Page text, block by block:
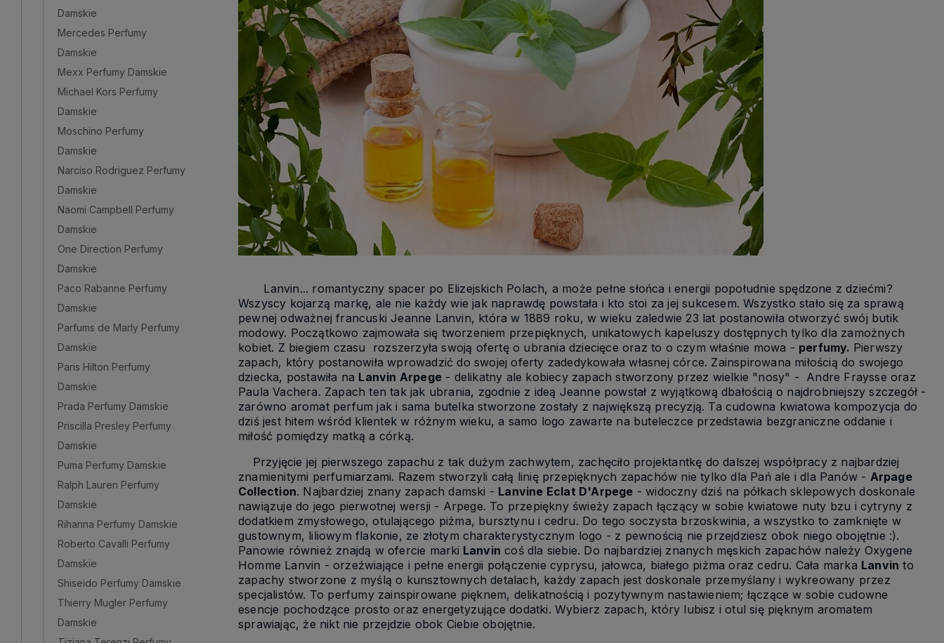
Damskie
Mercedes Perfumy
Damskie
Mexx Perfumy Damskie
Michael Kors Perfumy
Damskie
Moschino Perfumy
Damskie
Narciso Rodriguez Perfumy
Damskie
Naomi Campbell Perfumy
Damskie
One Direction Perfumy
Damskie
Paco Rabanne Perfumy
Damskie
Parfums de Marly Perfumy
Damskie
Paris Hilton Perfumy
Damskie
Prada Perfumy Damskie
Priscilla Presley Perfumy
Damskie
Puma Perfumy Damskie
Ralph Lauren Perfumy
Damskie
Rihanna Perfumy Damskie
Roberto Cavalli Perfumy
Damskie
Shiseido Perfumy Damskie
Thierry Mugler Perfumy
Damskie
Lanvin... romantyczny spacer po Elizejskich Polach, a może pełne słońca i energii popołudnie spędzone z dziećmi?
Wszyscy kojarzą markę, ale nie każdy wie jak naprawdę powstała i kto stoi za jej sukcesem. Wszystko stało się za sprawą
pewnej odważnej francuski Jeanne Lanvin, która w 1889 roku, w wieku zaledwie 23 lat postanowiła otworzyć swój butik
modowy. Początkowo zajmowała się tworzeniem przepięknych, unikatowych kapeluszy dostępnych tylko dla zamożnych
kobiet. Z biegiem czasu rozszerzyła swoją ofertę o ubrania dziecięce oraz to o czym właśnie mowa - perfumy. Pierwszy
zapach, który postanowiła wprowadzić do swojej oferty zadedykowała własnej córce. Zainspirowana miłością do swojego
dziecka, postawiła na Lanvin Arpege - delikatny ale kobiecy zapach stworzony przez wielkie "nosy" - Andre Fraysse oraz
Paula Vachera. Zapach ten tak jak ubrania, zgodnie z ideą Jeanne powstał z wyjątkową dbałością o najdrobniejszy szczegół -
zarówno aromat perfum jak i sama butelka stworzone zostały z największą precyzją. Ta cudowna kwiatowa kompozycja do
dziś jest hitem wśród klientek w różnym wieku, a samo logo zawarte na buteleczce przedstawia bezgraniczne oddanie i
miłość pomiędzy matką a córką.
Przyjęcie jej pierwszego zapachu z tak dużym zachwytem, zachęciło projektantkę do dalszej współpracy z najbardziej
znamienitymi perfumiarzami. Razem stworzyli całą linię przepięknych zapachów nie tylko dla Pań ale i dla Panów - Arpage
Collection. Najbardziej znany zapach damski - Lanvine Eclat D'Arpege - widoczny dziś na półkach sklepowych doskonale
nawiązuje do jego pierwotnej wersji - Arpege. To przepiękny świeży zapach łączący w sobie kwiatowe nuty bzu i cytryny z
dodatkiem zmysłowego, otulającego piżma, bursztynu i cedru. Do tego soczysta brzoskwinia, a wszystko to zamknięte w
gustownym, liliowym flakonie, ze złotym charakterystycznym logo - z pewnością nie przejdziesz obok niego obojętnie :).
Panowie również znajdą w ofercie marki Lanvin coś dla siebie. Do najbardziej znanych męskich zapachów należy Oxygene
Homme Lanvin - orzeźwiające i pełne energii połączenie cyprysu, jałowca, białego piżma oraz cedru. Cała marka Lanvin to
zapachy stworzone z myślą o kunsztownych detalach, każdy zapach jest doskonale przemyślany i wykreowany przez
specjalistów. To perfumy zainspirowane pięknem, delikatnością i pozytywnym nastawieniem; łączące w sobie cudowne
esencje pochodzące prosto oraz energetyzujące dodatki. Wybierz zapach, który lubisz i otul się pięknym aromatem
sprawiając, że nikt nie przejdzie obok Ciebie obojętnie.